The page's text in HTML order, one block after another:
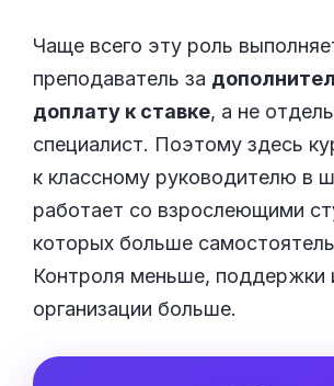
Чаще всего эту роль
преподаватель за
доплату к ставке, а не
специалист. Поэтому здесь
к классному руководителю в
работает со взрослеющими
которых больше
Контроля меньше, поддержки
организации больше.